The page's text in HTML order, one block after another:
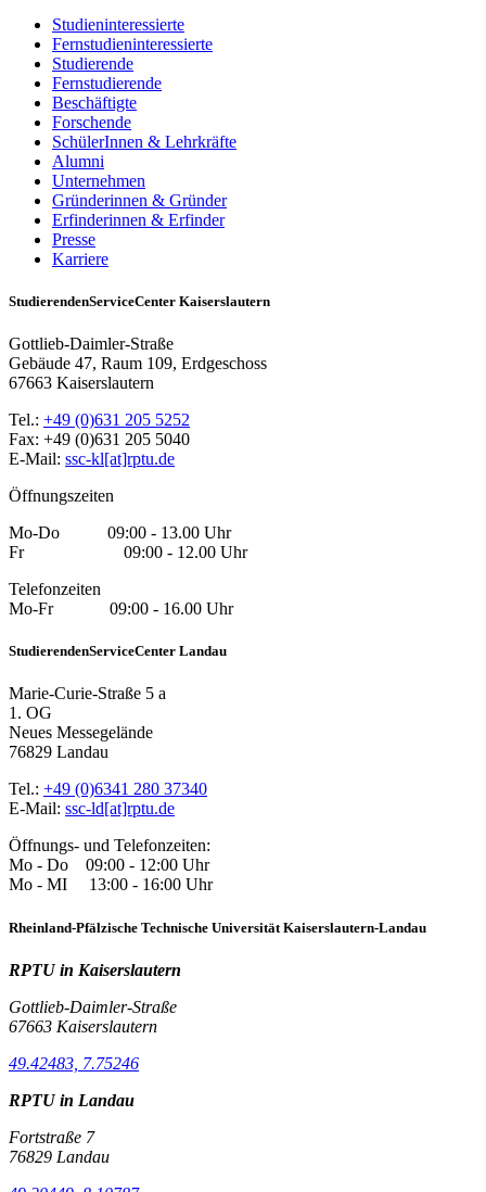
Studieninteressierte
Fernstudieninteressierte
Studierende
Fernstudierende
Beschäftigte
Forschende
SchülerInnen & Lehrkräfte
Alumni
Unternehmen
Gründerinnen & Gründer
Erfinderinnen & Erfinder
Presse
Karriere
StudierendenServiceCenter Kaiserslautern
Gottlieb-Daimler-Straße
Gebäude 47, Raum 109, Erdgeschoss
67663 Kaiserslautern
Tel.: +49 (0)631 205 5252
Fax: +49 (0)631 205 5040
E-Mail: ssc-kl[at]rptu.de
Öffnungszeiten
Mo-Do 09:00 - 13.00 Uhr
Fr 09:00 - 12.00 Uhr
Telefonzeiten
Mo-Fr 09:00 - 16.00 Uhr
StudierendenServiceCenter Landau
Marie-Curie-Straße 5 a
1. OG
Neues Messegelände
76829 Landau
Tel.: +49 (0)6341 280 37340
E-Mail: ssc-ld[at]rptu.de
Öffnungs- und Telefonzeiten:
Mo - Do 09:00 - 12:00 Uhr
Mo - MI 13:00 - 16:00 Uhr
Rheinland-Pfälzische Technische Universität Kaiserslautern-Landau
RPTU in Kaiserslautern
Gottlieb-Daimler-Straße
67663 Kaiserslautern
49.42483, 7.75246
RPTU in Landau
Fortstraße 7
76829 Landau